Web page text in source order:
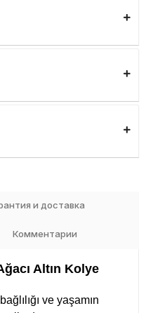
и доставка
Комментарии
Altın Kolye
ve yaşamın